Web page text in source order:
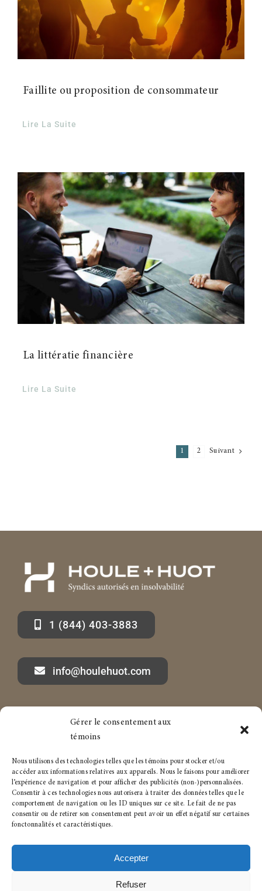
Gérer le consentement aux
témoins
Nous utilisons des technologies telles que les témoins pour stocker et/ou
accéder aux informations relatives aux appareils. Nous le faisons pour améliorer
l’expérience de navigation et pour afficher des publicités (non-)personnalisées.
Consentir à ces technologies nous autorisera à traiter des données telles que le
comportement de navigation ou les ID uniques sur ce site. Le fait de ne pas
consentir ou de retirer son consentement peut avoir un effet négatif sur certaines
fonctonnalités et caractéristiques.
Accepter
Refuser
Faillite ou proposition de consommateur
Lire La Suite
La littératie financière
Lire La Suite
1 2 Suivant
1 (844) 403-3883
info@houlehuot.com
Marc-André Houle à propos
Carrière
Services aux particuliers
Politique de témoins
Conditions générales
© 2023- 2026 • Tous droits réservés pour :